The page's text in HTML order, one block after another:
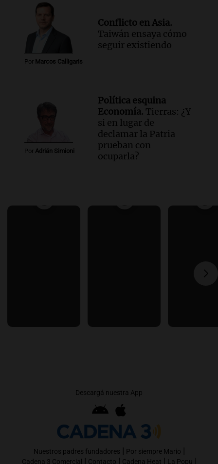
Por Marcos Calligaris
Conflicto en Asia.
Taiwán ensaya cómo
seguir existiendo
Por Adrián Simioni
Política esquina
Economía. Tierras: ¿Y
si en lugar de
declamar la Patria
prueban con
ocuparla?
Descargá nuestra App
Nuestros padres fundadores | Por siempre Mario |
Cadena 3 Comercial | Contacto | Cadena Heat | La Popu |